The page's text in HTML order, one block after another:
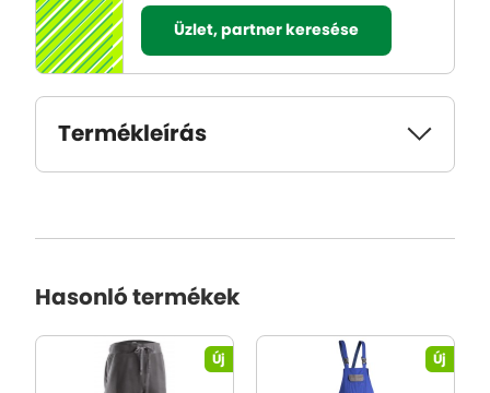
Üzlet, partner keresése
Termékleírás
Hasonló termékek
Új Új